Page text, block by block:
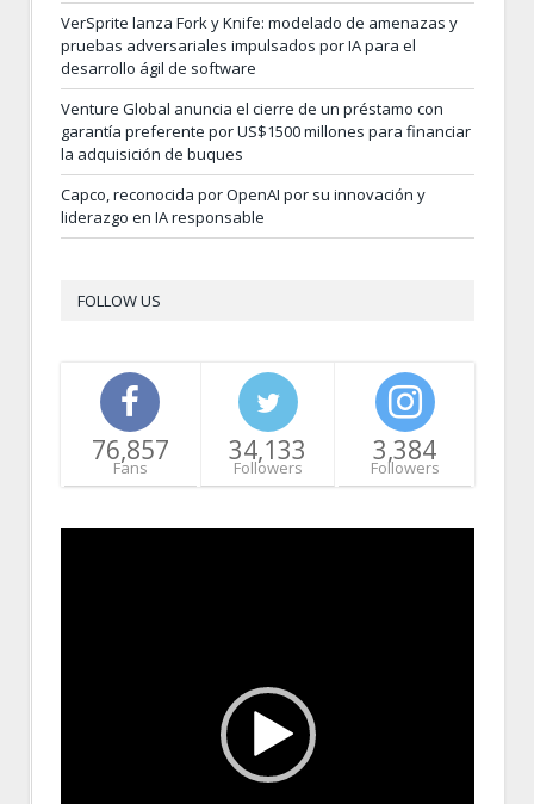
VerSprite lanza Fork y Knife: modelado de amenazas y
pruebas adversariales impulsados por IA para el
desarrollo ágil de software
Venture Global anuncia el cierre de un préstamo con
garantía preferente por US$1500 millones para financiar
la adquisición de buques
Capco, reconocida por OpenAI por su innovación y
liderazgo en IA responsable
FOLLOW US
76,857
Fans
34,133
Followers
3,384
Followers